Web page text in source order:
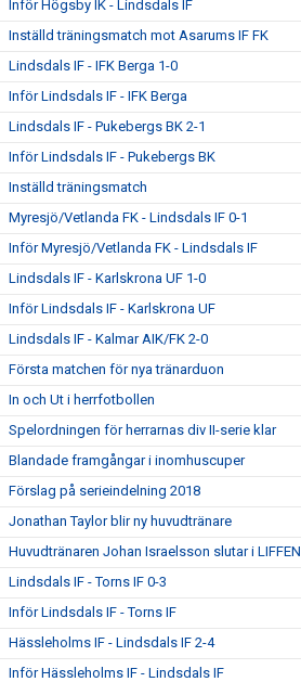
Inför Högsby IK - Lindsdals IF
Inställd träningsmatch mot Asarums IF FK
Lindsdals IF - IFK Berga 1-0
Inför Lindsdals IF - IFK Berga
Lindsdals IF - Pukebergs BK 2-1
Inför Lindsdals IF - Pukebergs BK
Inställd träningsmatch
Myresjö/Vetlanda FK - Lindsdals IF 0-1
Inför Myresjö/Vetlanda FK - Lindsdals IF
Lindsdals IF - Karlskrona UF 1-0
Inför Lindsdals IF - Karlskrona UF
Lindsdals IF - Kalmar AIK/FK 2-0
Första matchen för nya tränarduon
In och Ut i herrfotbollen
Spelordningen för herrarnas div II-serie klar
Blandade framgångar i inomhuscuper
Förslag på serieindelning 2018
Jonathan Taylor blir ny huvudtränare
Huvudtränaren Johan Israelsson slutar i LIFFEN
Lindsdals IF - Torns IF 0-3
Inför Lindsdals IF - Torns IF
Hässleholms IF - Lindsdals IF 2-4
Inför Hässleholms IF - Lindsdals IF